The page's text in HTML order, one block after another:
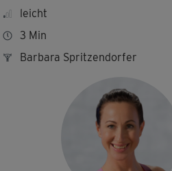
leicht
3 Min
Barbara Spritzendorfer